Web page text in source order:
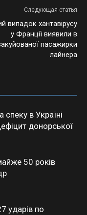
Следующая статья
випадок хантавірусу
у Франції виявили в
пасажирки
лайнера
спеку в Україні
донорської
50 років
ударів по